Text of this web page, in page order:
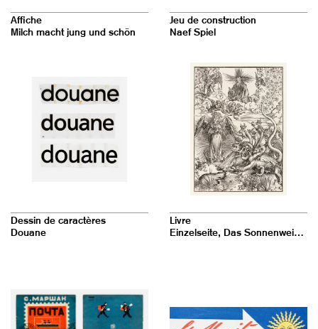
Affiche
Milch macht jung und schön
Jeu de construction
Naef Spiel
Dessin de caractères
Douane
Livre
Einzelseite, Das Sonnenweib und der siebenhäuptige Drache (Apokalypse – Die Offenbarung des Johannes)